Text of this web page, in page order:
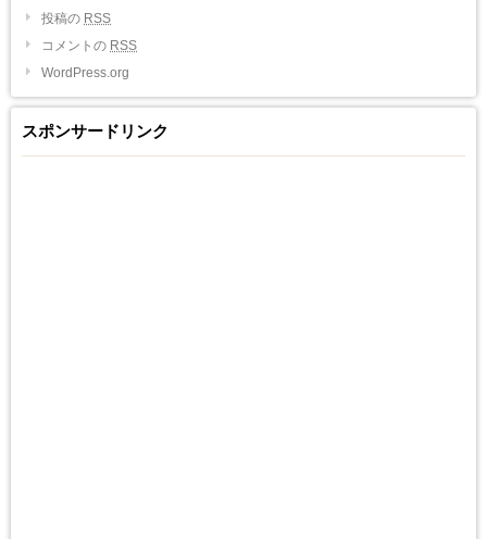
投稿の RSS
コメントの RSS
WordPress.org
スポンサードリンク